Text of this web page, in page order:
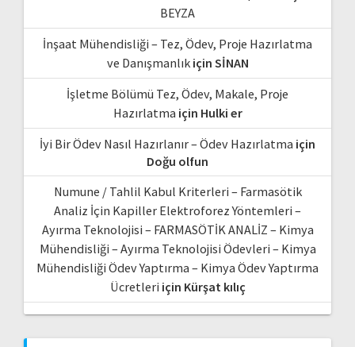
BEYZA
İnşaat Mühendisliği – Tez, Ödev, Proje Hazırlatma
ve Danışmanlıkiçin SİNAN
İşletme Bölümü Tez, Ödev, Makale, Proje
Hazırlatma için Hulki er
İyi Bir Ödev Nasıl Hazırlanır – Ödev Hazırlatma için
Doğu olfun
Numune / Tahlil Kabul Kriterleri – Farmasötik
Analiz İçin Kapiller Elektroforez Yöntemleri –
Ayırma Teknolojisi – FARMASÖTİK ANALİZ – Kimya
Mühendisliği – Ayırma Teknolojisi Ödevleri – Kimya
Mühendisliği Ödev Yaptırma – Kimya Ödev Yaptırma
Ücretleri için Kürşat kılıç